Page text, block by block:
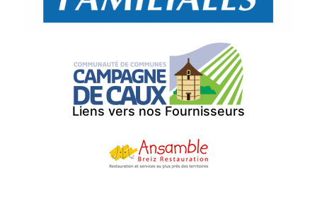
Liens vers nos Fournisseurs